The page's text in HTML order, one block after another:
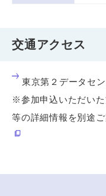
交通アクセス
東京第２データセ
※参加申込いただい
等の詳細情報を別途ご